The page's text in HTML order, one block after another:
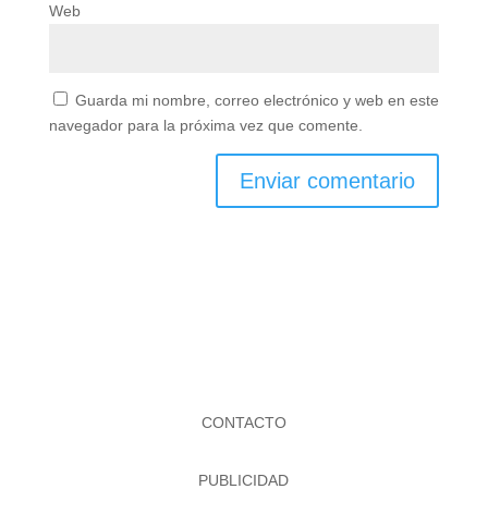
Web
Guarda mi nombre, correo electrónico y web en este
navegador para la próxima vez que comente.
CONTACTO
PUBLICIDAD